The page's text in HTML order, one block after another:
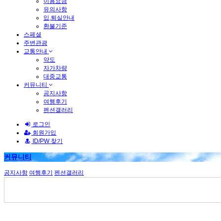
유의사항
입,퇴실안내
환불기준
스페셜
주변관광
교통안내
약도
자가차량
대중교통
커뮤니티
공지사항
여행후기
펜션갤러리
로그인
회원가입
ID/PW 찾기
커뮤니티
공지사항 여행후기 펜션갤러리